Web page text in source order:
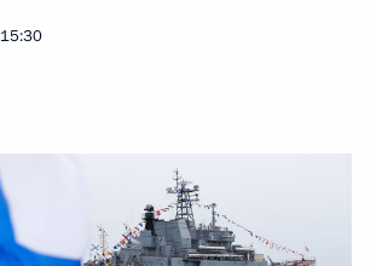
15:30